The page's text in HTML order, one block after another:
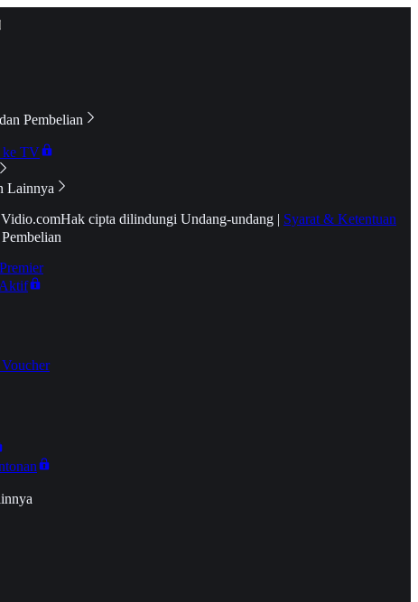
Pembelian
ke TV
Lainnya
Hak cipta dilindungi Undang-undang | Syarat & Ketentuan